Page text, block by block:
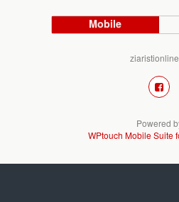
Mobile
Powered
WPtouch Mobile Suite